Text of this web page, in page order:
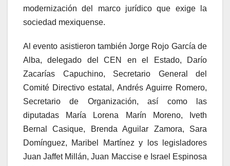
modernización del marco jurídico que exige la
sociedad mexiquense.
Al evento asistieron también Jorge Rojo García de
Alba, delegado del CEN en el Estado, Darío
Zacarías Capuchino, Secretario General del
Comité Directivo estatal, Andrés Aguirre Romero,
Secretario de Organización, así como las
diputadas María Lorena Marín Moreno, Iveth
Bernal Casique, Brenda Aguilar Zamora, Sara
Domínguez, Maribel Martínez y los legisladores
Juan Jaffet Millán, Juan Maccise e Israel Espinosa